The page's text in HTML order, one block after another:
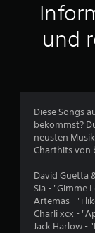
und
Diese Songs
bekommst?
neusten
Charthits von
David Guetta
Sia - "Gimme
Artemas - "i
Charli xcx -
Jack Harlow -